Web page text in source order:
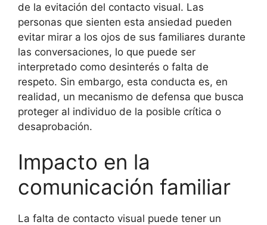
de la evitación del contacto visual. Las
personas que sienten esta ansiedad pueden
evitar mirar a los ojos de sus familiares durante
las conversaciones, lo que puede ser
interpretado como desinterés o falta de
respeto. Sin embargo, esta conducta es, en
realidad, un mecanismo de defensa que busca
proteger al individuo de la posible crítica o
desaprobación.
Impacto en la
comunicación familiar
La falta de contacto visual puede tener un